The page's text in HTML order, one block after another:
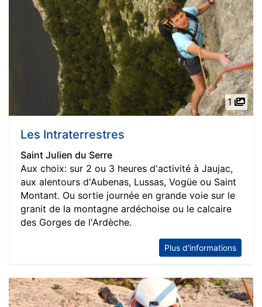
1
Les Intraterrestres
Saint Julien du Serre
Aux choix: sur 2 ou 3 heures d'activité à Jaujac,
aux alentours d'Aubenas, Lussas, Vogüe ou Saint
Montant. Ou sortie journée en grande voie sur le
granit de la montagne ardéchoise ou le calcaire
des Gorges de l'Ardèche.
Plus d'informations